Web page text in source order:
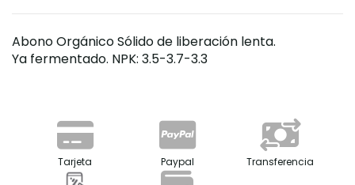
Abono Orgánico Sólido de liberación lenta.
Ya fermentado. NPK: 3.5-3.7-3.3
Tarjeta Paypal Transferencia